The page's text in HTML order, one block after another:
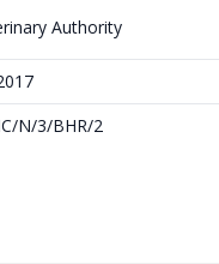
Authority
N/3/BHR/2